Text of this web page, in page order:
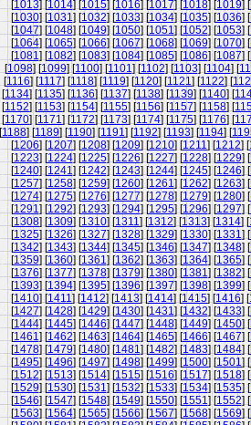
[1013] [1014] [1015] [1016] [1017] [1018] [1019] [
[1030] [1031] [1032] [1033] [1034] [1035] [1036] [
[1047] [1048] [1049] [1050] [1051] [1052] [1053] [
[1064] [1065] [1066] [1067] [1068] [1069] [1070] [
[1081] [1082] [1083] [1084] [1085] [1086] [1087] [
[1098] [1099] [1100] [1101] [1102] [1103] [1104] [
[1116] [1117] [1118] [1119] [1120] [1121] [1122] [
[1134] [1135] [1136] [1137] [1138] [1139] [1140] [
[1152] [1153] [1154] [1155] [1156] [1157] [1158] [
[1170] [1171] [1172] [1173] [1174] [1175] [1176] [
[1188] [1189] [1190] [1191] [1192] [1193] [1194] [
[1206] [1207] [1208] [1209] [1210] [1211] [1212] [
[1223] [1224] [1225] [1226] [1227] [1228] [1229] [
[1240] [1241] [1242] [1243] [1244] [1245] [1246] [
[1257] [1258] [1259] [1260] [1261] [1262] [1263] [
[1274] [1275] [1276] [1277] [1278] [1279] [1280] [
[1291] [1292] [1293] [1294] [1295] [1296] [1297] [
[1308] [1309] [1310] [1311] [1312] [1313] [1314] [
[1325] [1326] [1327] [1328] [1329] [1330] [1331] [
[1342] [1343] [1344] [1345] [1346] [1347] [1348] [
[1359] [1360] [1361] [1362] [1363] [1364] [1365] [
[1376] [1377] [1378] [1379] [1380] [1381] [1382] [
[1393] [1394] [1395] [1396] [1397] [1398] [1399] [
[1410] [1411] [1412] [1413] [1414] [1415] [1416] [
[1427] [1428] [1429] [1430] [1431] [1432] [1433] [
[1444] [1445] [1446] [1447] [1448] [1449] [1450] [
[1461] [1462] [1463] [1464] [1465] [1466] [1467] [
[1478] [1479] [1480] [1481] [1482] [1483] [1484] [
[1495] [1496] [1497] [1498] [1499] [1500] [1501] [
[1512] [1513] [1514] [1515] [1516] [1517] [1518] [
[1529] [1530] [1531] [1532] [1533] [1534] [1535] [
[1546] [1547] [1548] [1549] [1550] [1551] [1552] [
[1563] [1564] [1565] [1566] [1567] [1568] [1569] [